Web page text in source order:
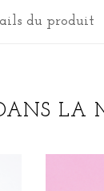
du produit
LA